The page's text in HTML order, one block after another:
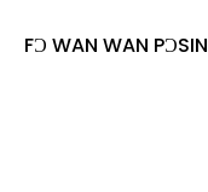
FƆ WAN WAN PƆSIN